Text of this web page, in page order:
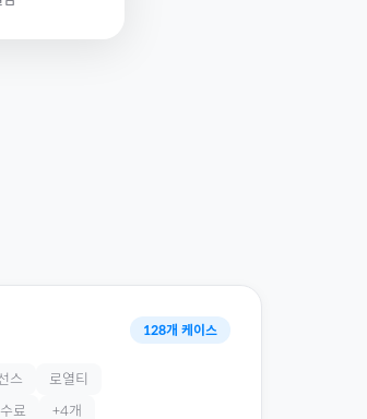
128개 케이스
스
로열티
료
+4개